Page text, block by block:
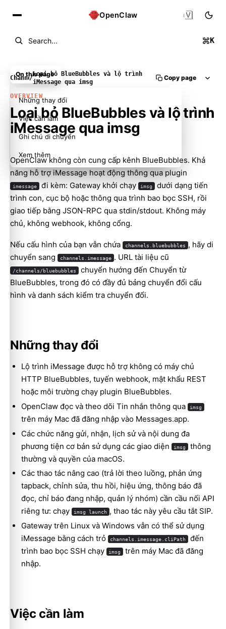
OpenClaw
Search... K
🇻🇳
Channels
/
Loại bỏ BlueBubbles và lộ trình
iMessage qua imsg
Copy page
OVERVIEW
Loại bỏ BlueBubbles và lộ trình
iMessage qua imsg
OpenClaw không còn cung cấp kênh BlueBubbles. Khả
năng hỗ trợ iMessage hoạt động thông qua plugin
imessage đi kèm: Gateway khởi chạy imsg
dưới dạng tiến
trình con, cục bộ hoặc thông qua trình bao bọc SSH, rồi
giao tiếp bằng JSON-RPC qua stdin/stdout. Không máy
chủ, không webhook, không cổng.
Nếu cấu hình của bạn vẫn chứa channels.bluebubbles , hãy di
chuyển sang
channels.imessage . URL tài liệu cũ
/channels/bluebubbles chuyển hướng đến Chuyển từ
BlueBubbles, trong đó có đầy đủ bảng chuyển đổi cấu
hình và danh sách kiểm tra chuyển đổi.
Những thay đổi
Lộ trình iMessage được hỗ trợ không có máy chủ
HTTP BlueBubbles, tuyến webhook, mật khẩu REST
hoặc môi trường chạy plugin BlueBubbles.
OpenClaw đọc và theo dõi Tin nhắn thông qua
imsg
trên máy Mac đã đăng nhập vào Messages.app.
Các chức năng gửi, nhận, lịch sử và nội dung đa
phương tiện cơ bản sử dụng các giao diện
imsg
thông
thường và quyền của macOS.
Các thao tác nâng cao (trả lời theo luồng, phản ứng
tapback, chỉnh sửa, thu hồi, hiệu ứng, thông báo đã
đọc, chỉ báo đang nhập, quản lý nhóm) cần cầu nối API
riêng tư: chạy
imsg launch , thao tác này yêu cầu tắt SIP.
Gateway trên Linux và Windows vẫn có thể sử dụng
iMessage bằng cách trỏ
channels.imessage.cliPath
đến
trình bao bọc SSH chạy
imsg
trên máy Mac đã đăng
nhập.
Việc cần làm
On this page
Những thay đổi
Việc cần làm
Ghi chú di chuyển
Xem thêm